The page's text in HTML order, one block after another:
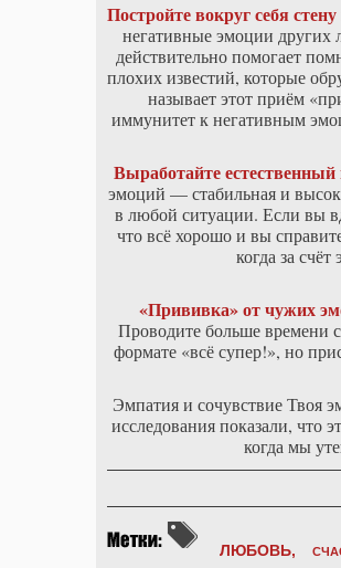
Постройте вокруг себя
негативные эмоции других
действительно помогает
плохих известий, которые
называет этот приём
иммунитет к негативным
Выработайте
эмоций — стабильная и
в любой ситуации. Если вы
что всё хорошо и вы
когда за
«Прививка» от чужих
Проводите больше времени
формате «всё супер!», но
Эмпатия и сочувствие Твоя
исследования показали, что
когда мы
ЛЮБОВЬ,